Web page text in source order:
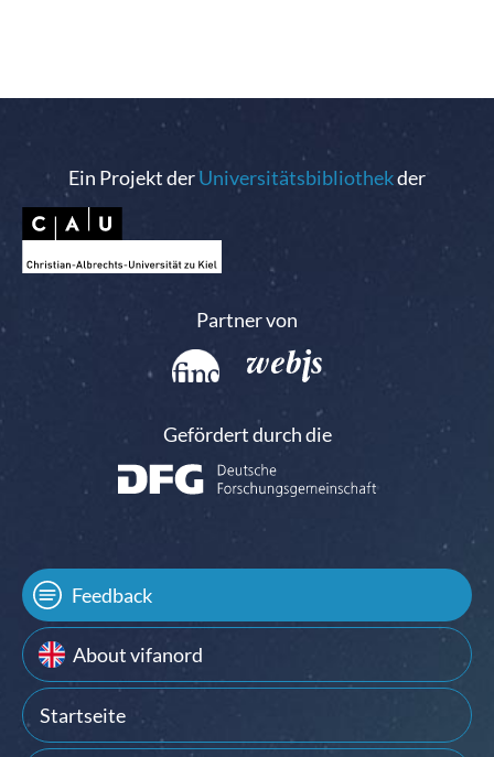
Ein Projekt derUniversitätsbibliothekder
Partner von
Gefördert durch die
Feedback
About vifanord
Startseite